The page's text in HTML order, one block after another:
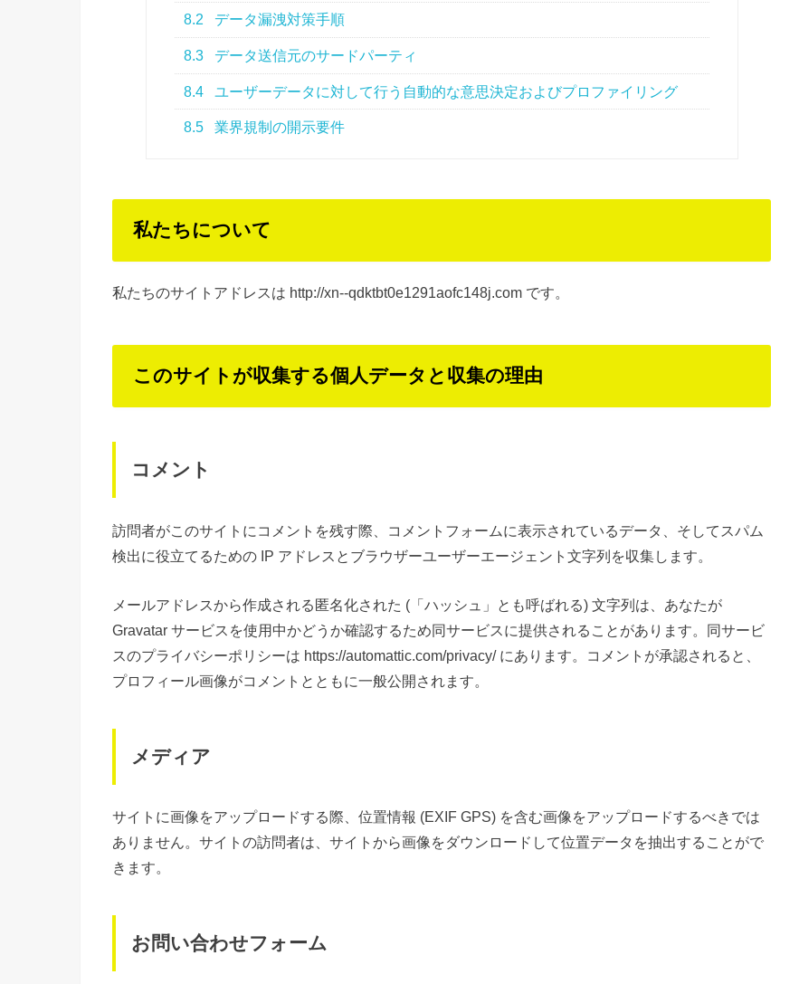
8.2 データ漏洩対策手順
8.3 データ送信元のサードパーティ
8.4 ユーザーデータに対して行う自動的な意思決定およびプロファイリング
8.5 業界規制の開示要件
私たちについて
私たちのサイトアドレスは http://xn--qdktbt0e1291aofc148j.com です。
このサイトが収集する個人データと収集の理由
コメント
訪問者がこのサイトにコメントを残す際、コメントフォームに表示されているデータ、そしてスパム
検出に役立てるための IP アドレスとブラウザーユーザーエージェント文字列を収集します。
メールアドレスから作成される匿名化された (「ハッシュ」とも呼ばれる) 文字列は、あなたが
Gravatar サービスを使用中かどうか確認するため同サービスに提供されることがあります。同サービ
スのプライバシーポリシーは https://automattic.com/privacy/ にあります。コメントが承認されると、
プロフィール画像がコメントとともに一般公開されます。
メディア
サイトに画像をアップロードする際、位置情報 (EXIF GPS) を含む画像をアップロードするべきでは
ありません。サイトの訪問者は、サイトから画像をダウンロードして位置データを抽出することがで
きます。
お問い合わせフォーム